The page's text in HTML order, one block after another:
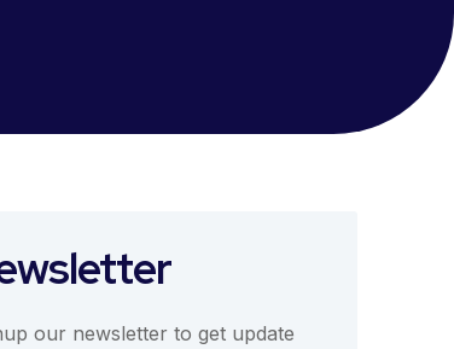
our newsletter to get update